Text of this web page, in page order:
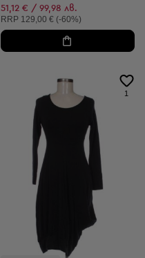
51,12 € / 99,98 лв.
Препоръчителна цена:
RRP 129,00 € (-60%)
1